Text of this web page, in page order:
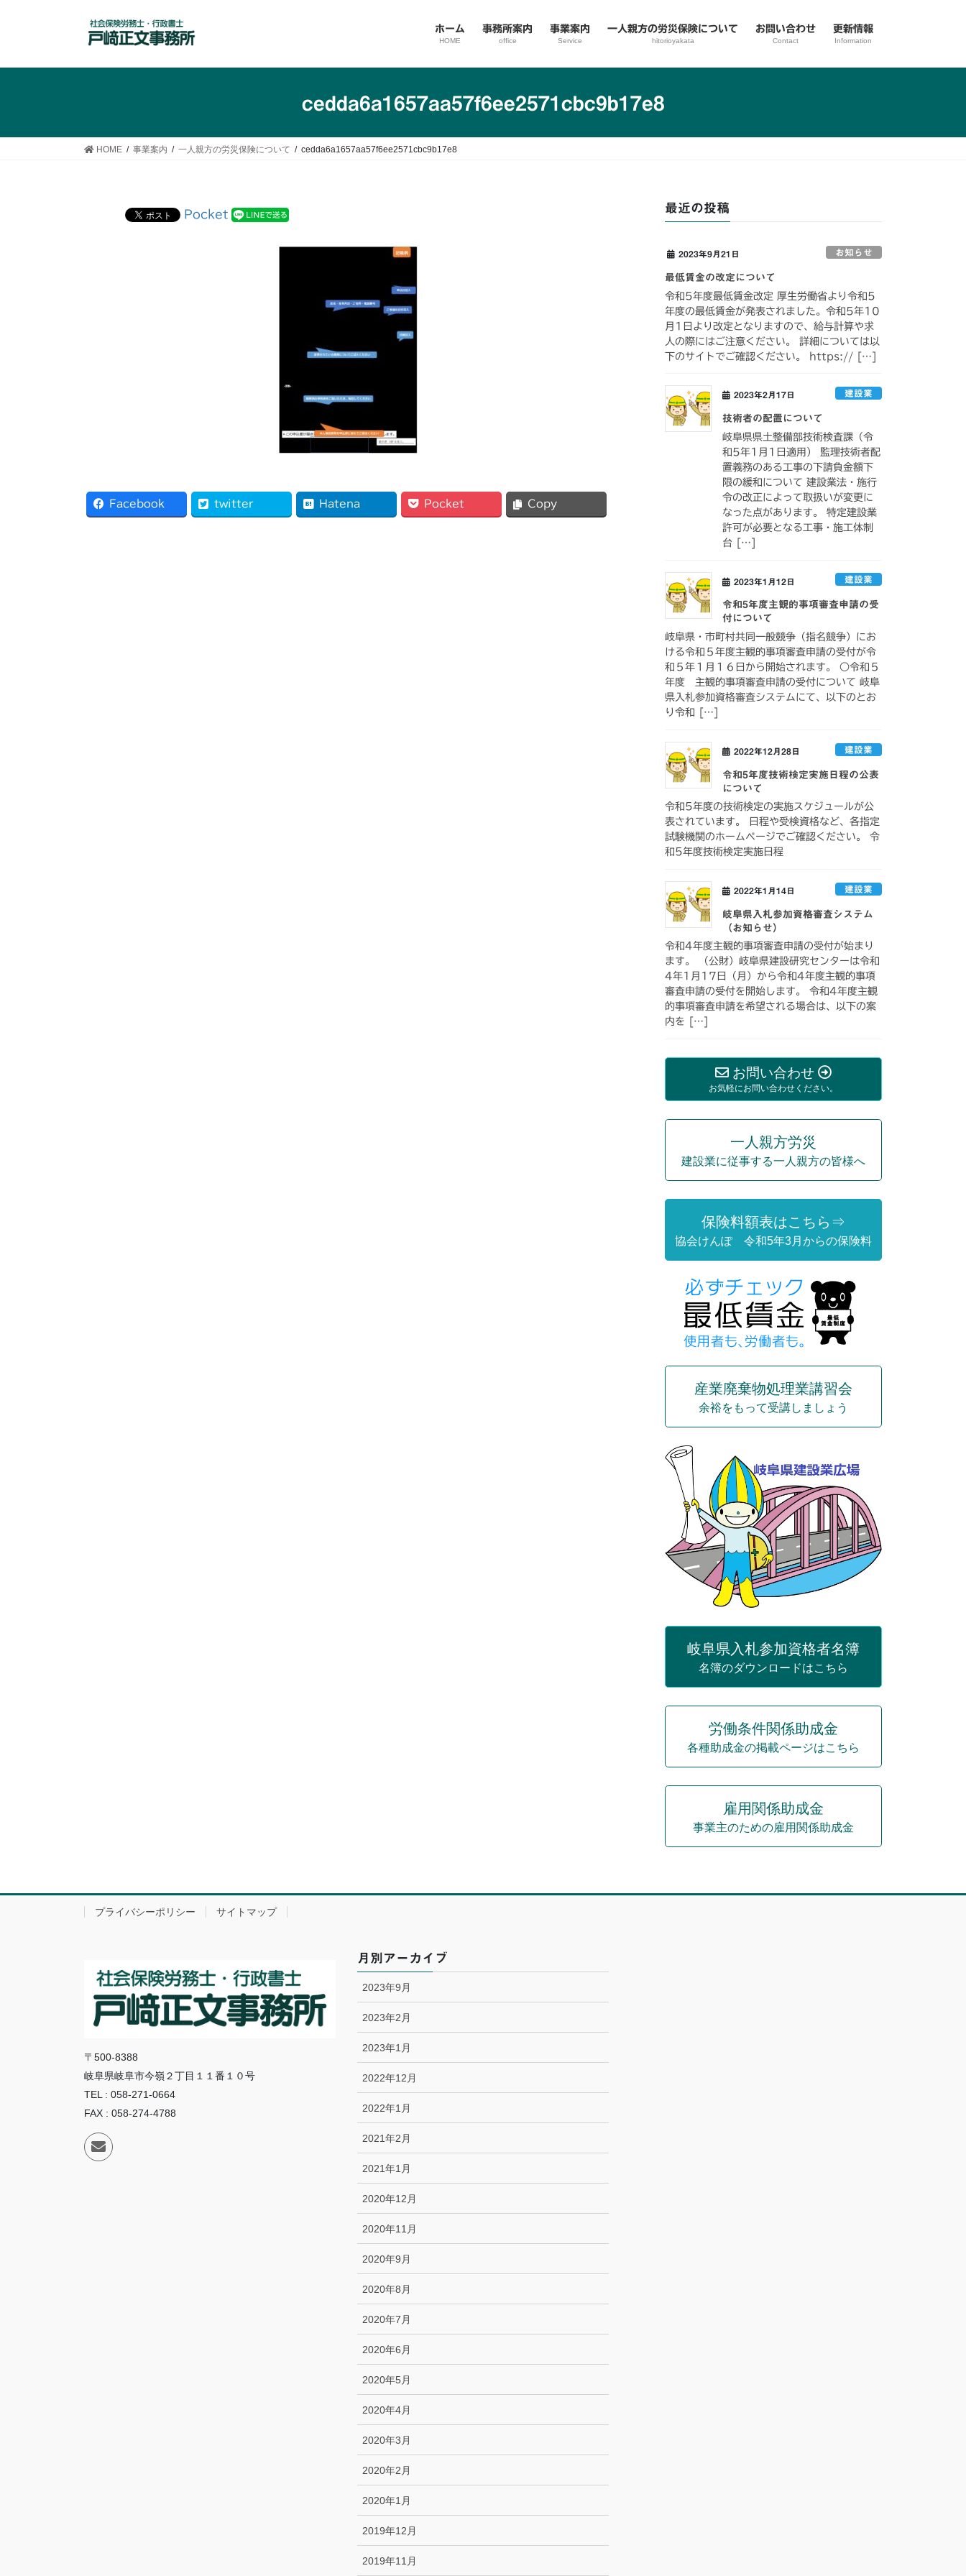
ホーム
HOME
事務所案内
office
事業案内
Service
一人親方の労災保険について
hitorioyakata
お問い合わせ
Contact
更新情報
Information
cedda6a1657aa57f6ee2571cbc9b17e8
HOME 事業案内 一人親方の労災保険について cedda6a1657aa57f6ee2571cbc9b17e8
Pocket
Facebook twitter Hatena Pocket Copy
最近の投稿
2023年9月21日 お知らせ
最低賃金の改定について
令和5年度最低賃金改定 厚生労働省より令和5
年度の最低賃金が発表されました。令和5年10
月1日より改定となりますので、給与計算や求
人の際にはご注意ください。 詳細については以
下のサイトでご確認ください。 https:// […]
2023年2月17日 建設業
技術者の配置について
岐阜県県土整備部技術検査課（令
和5年1月1日適用） 監理技術者配
置義務のある工事の下請負金額下
限の緩和について 建設業法・施行
令の改正によって取扱いが変更に
なった点があります。 特定建設業
許可が必要となる工事・施工体制
台 […]
2023年1月12日 建設業
令和5年度主観的事項審査申請の受
付について
岐阜県・市町村共同一般競争（指名競争）にお
ける令和５年度主観的事項審査申請の受付が令
和５年１月１６日から開始されます。 ○令和５
年度 主観的事項審査申請の受付について 岐阜
県入札参加資格審査システムにて、以下のとお
り令和 […]
2022年12月28日 建設業
令和5年度技術検定実施日程の公表
について
令和5年度の技術検定の実施スケジュールが公
表されています。 日程や受検資格など、各指定
試験機関のホームページでご確認ください。 令
和5年度技術検定実施日程
2022年1月14日 建設業
岐阜県入札参加資格審査システム
（お知らせ）
令和4年度主観的事項審査申請の受付が始まり
ます。 （公財）岐阜県建設研究センターは令和
4年1月17日（月）から令和4年度主観的事項
審査申請の受付を開始します。 令和4年度主観
的事項審査申請を希望される場合は、以下の案
内を […]
お問い合わせ
お気軽にお問い合わせください。
一人親方労災
建設業に従事する一人親方の皆様へ
保険料額表はこちら⇒
協会けんぽ 令和5年3月からの保険料
産業廃棄物処理業講習会
余裕をもって受講しましょう
岐阜県入札参加資格者名簿
名簿のダウンロードはこちら
労働条件関係助成金
各種助成金の掲載ページはこちら
雇用関係助成金
事業主のための雇用関係助成金
プライバシーポリシー サイトマップ
〒500-8388
岐阜県岐阜市今嶺２丁目１１番１０号
TEL : 058-271-0664
FAX : 058-274-4788
月別アーカイブ
2023年9月
2023年2月
2023年1月
2022年12月
2022年1月
2021年2月
2021年1月
2020年12月
2020年11月
2020年9月
2020年8月
2020年7月
2020年6月
2020年5月
2020年4月
2020年3月
2020年2月
2020年1月
2019年12月
2019年11月